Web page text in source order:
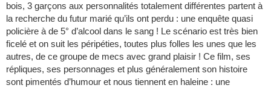
bois, 3 garçons aux personnalités totalement différentes partent à
la recherche du futur marié qu’ils ont perdu : une enquête quasi
policière à de 5° d’alcool dans le sang ! Le scénario est très bien
ficelé et on suit les péripéties, toutes plus folles les unes que les
autres, de ce groupe de mecs avec grand plaisir ! Ce film, ses
répliques, ses personnages et plus généralement son histoire
sont pimentés d’humour et nous tiennent en haleine : une